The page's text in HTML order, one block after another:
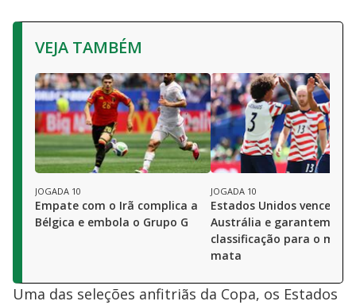
VEJA TAMBÉM
JOGADA 10
Empate com o Irã complica a
Bélgica e embola o Grupo G
JOGADA 10
Estados Unidos vencem a
Austrália e garantem
classificação para o
mata
Uma das seleções anfitriãs da Copa, os Estados